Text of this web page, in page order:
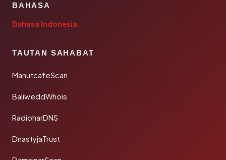
BAHASA
Bahasa Indonesia
TAUTAN SAHABAT
ManutcafeScan
BaliweddWhois
RadioharDNS
DnastyjaTrust